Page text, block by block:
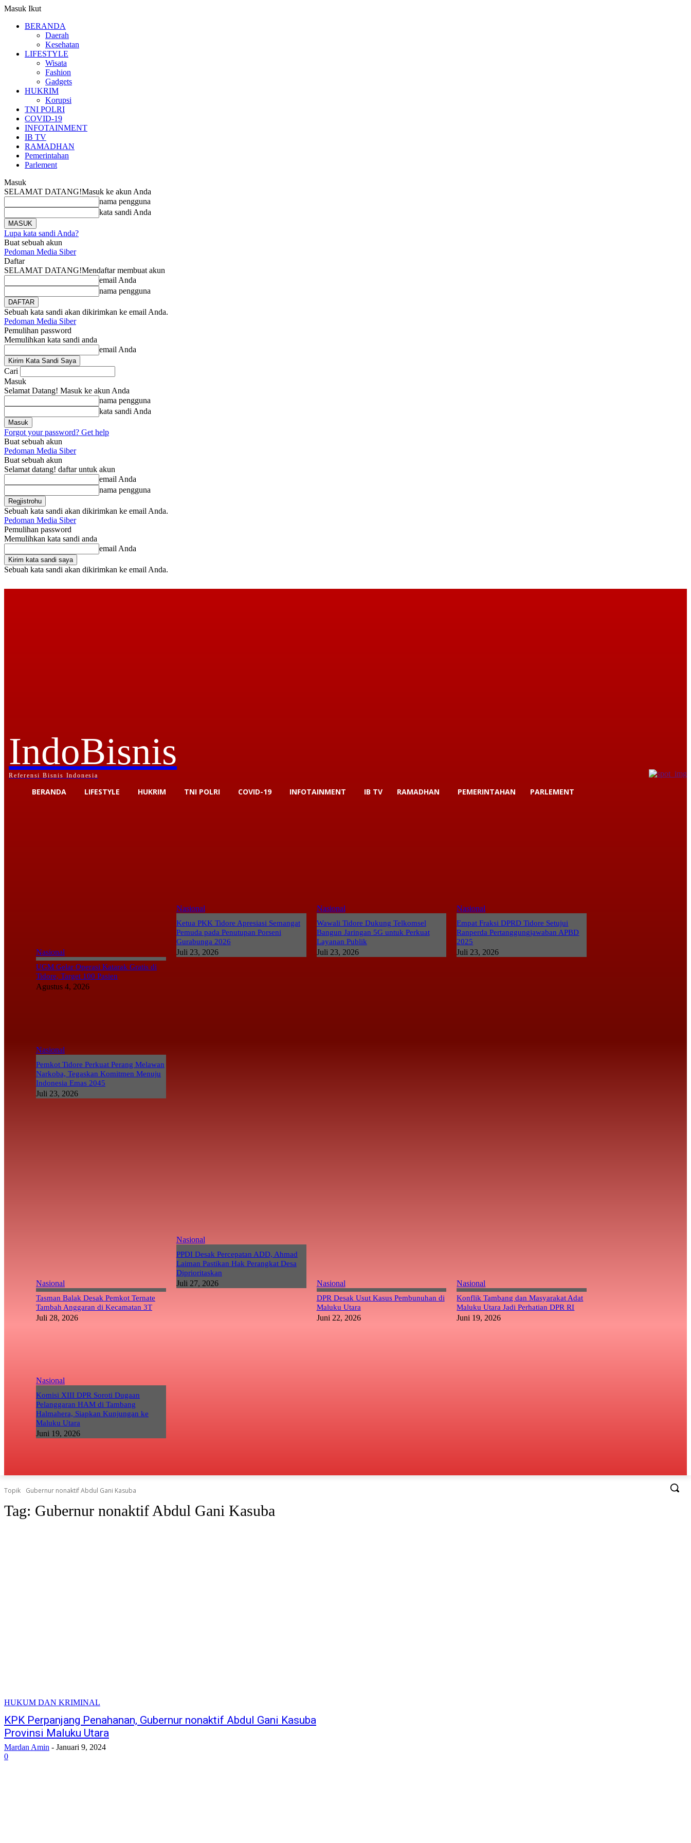
Masuk Ikut
BERANDA
Daerah
Kesehatan
LIFESTYLE
Wisata
Fashion
Gadgets
HUKRIM
Korupsi
TNI POLRI
COVID-19
INFOTAINMENT
IB TV
RAMADHAN
Pemerintahan
Parlement
Masuk
SELAMAT DATANG!Masuk ke akun Anda
nama pengguna
kata sandi Anda
Lupa kata sandi Anda?
Buat sebuah akun
Pedoman Media Siber
Daftar
SELAMAT DATANG!Mendaftar membuat akun
email Anda
nama pengguna
Sebuah kata sandi akan dikirimkan ke email Anda.
Pedoman Media Siber
Pemulihan password
Memulihkan kata sandi anda
email Anda
Cari
Masuk
Selamat Datang! Masuk ke akun Anda
nama pengguna
kata sandi Anda
Forgot your password? Get help
Buat sebuah akun
Pedoman Media Siber
Buat sebuah akun
Selamat datang! daftar untuk akun
email Anda
nama pengguna
Sebuah kata sandi akan dikirimkan ke email Anda.
Pedoman Media Siber
Pemulihan password
Memulihkan kata sandi anda
email Anda
Sebuah kata sandi akan dikirimkan ke email Anda.
IndoBisnis
Referensi Bisnis Indonesia
BERANDA LIFESTYLE HUKRIM TNI POLRI COVID-19 INFOTAINMENT IB TV RAMADHAN PEMERINTAHAN PARLEMENT
Nasional
UGM Gelar Operasi Katarak Gratis di
Tidore, Target 100 Pasien
Agustus 4, 2026
Nasional
Ketua PKK Tidore Apresiasi Semangat
Pemuda pada Penutupan Porseni
Gurabunga 2026
Juli 23, 2026
Nasional
Wawali Tidore Dukung Telkomsel
Bangun Jaringan 5G untuk Perkuat
Layanan Publik
Juli 23, 2026
Nasional
Empat Fraksi DPRD Tidore Setujui
Ranperda Pertanggungjawaban APBD
2025
Juli 23, 2026
Nasional
Pemkot Tidore Perkuat Perang Melawan
Narkoba, Tegaskan Komitmen Menuju
Indonesia Emas 2045
Juli 23, 2026
Nasional
Tasman Balak Desak Pemkot Ternate
Tambah Anggaran di Kecamatan 3T
Juli 28, 2026
Nasional
PPDI Desak Percepatan ADD, Ahmad
Laiman Pastikan Hak Perangkat Desa
Diprioritaskan
Juli 27, 2026 Nasional
DPR Desak Usut Kasus Pembunuhan di
Maluku Utara
Juni 22, 2026
Nasional
Konflik Tambang dan Masyarakat Adat
Maluku Utara Jadi Perhatian DPR RI
Juni 19, 2026
Nasional
Komisi XIII DPR Soroti Dugaan
Pelanggaran HAM di Tambang
Halmahera, Siapkan Kunjungan ke
Maluku Utara
Juni 19, 2026
Topik Gubernur nonaktif Abdul Gani Kasuba
Tag: Gubernur nonaktif Abdul Gani Kasuba
HUKUM DAN KRIMINAL
KPK Perpanjang Penahanan, Gubernur nonaktif Abdul Gani Kasuba
Provinsi Maluku Utara
Mardan Amin - Januari 9, 2024
0